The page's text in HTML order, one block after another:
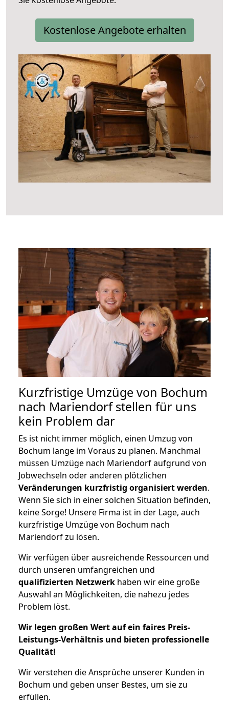
Kostenlose Angebote erhalten
Kurzfristige Umzüge von Bochum
nach Mariendorf stellen für uns
kein Problem dar
Es ist nicht immer möglich, einen Umzug von
Bochum lange im Voraus zu planen. Manchmal
müssen Umzüge nach Mariendorf aufgrund von
Jobwechseln oder anderen plötzlichen
Veränderungen kurzfristig organisiert werden.
Wenn Sie sich in einer solchen Situation befinden,
keine Sorge! Unsere Firma ist in der Lage, auch
kurzfristige Umzüge von Bochum nach
Mariendorf zu lösen.
Wir verfügen über ausreichende Ressourcen und
durch unseren umfangreichen und
qualifizierten Netzwerk haben wir eine große
Auswahl an Möglichkeiten, die nahezu jedes
Problem löst.
Wir legen großen Wert auf ein faires Preis-
Leistungs-Verhältnis und bieten professionelle
Qualität!
Wir verstehen die Ansprüche unserer Kunden in
Bochum und geben unser Bestes, um sie zu
erfüllen.